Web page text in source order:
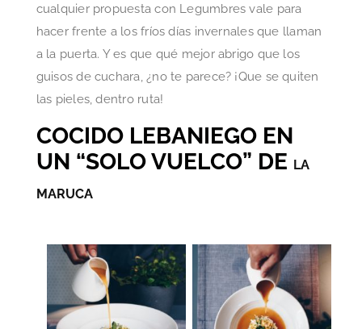
cualquier propuesta con Legumbres vale para
hacer frente a los fríos días invernales que llaman
a la puerta. Y es que qué mejor abrigo que los
guisos de cuchara, ¿no te parece? ¡Que se quiten
las pieles, dentro ruta!
COCIDO LEBANIEGO EN
UN “SOLO VUELCO” DE LA
MARUCA